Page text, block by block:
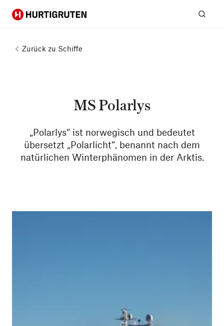
Hurtigruten
Zurück zu Schiffe
MS Polarlys
„Polarlys“ ist norwegisch und bedeutet
übersetzt „Polarlicht“, benannt nach dem
natürlichen Winterphänomen in der Arktis.